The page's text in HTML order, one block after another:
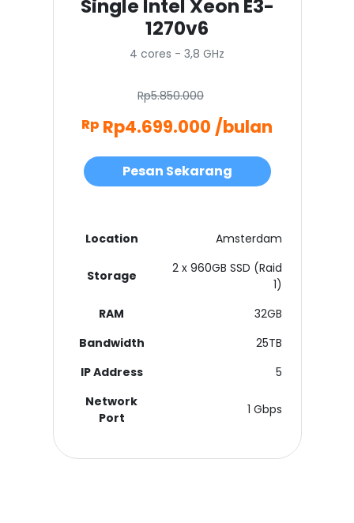
Single Intel Xeon E3-
1270v6
4 cores - 3,8 GHz
Rp5.850.000
Rp Rp4.699.000 /bulan
Pesan Sekarang
Location Amsterdam
Storage
2 x 960GB SSD (Raid
1)
RAM
32GB
Bandwidth
25TB
IP Address
5
Network
Port
1 Gbps